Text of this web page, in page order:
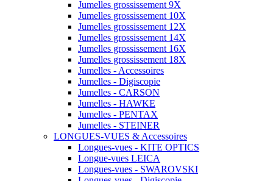
Jumelles grossissement 9X
Jumelles grossissement 10X
Jumelles grossissement 12X
Jumelles grossissement 14X
Jumelles grossissement 16X
Jumelles grossissement 18X
Jumelles - Accessoires
Jumelles - Digiscopie
Jumelles - CARSON
Jumelles - HAWKE
Jumelles - PENTAX
Jumelles - STEINER
LONGUES-VUES & Accessoires
Longues-vues - KITE OPTICS
Longue-vues LEICA
Longues-vues - SWAROVSKI